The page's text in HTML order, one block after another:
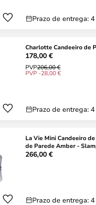
Prazo de entrega:
Charlotte Candeeiro de
178,00 €
PVP206,00 €
PVP -28,00 €
Prazo de entrega:
La Vie Mini Candeeiro
de Parede Amber -
266,00 €
Prazo de entrega: